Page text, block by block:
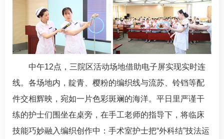
中午12点，三院区活动场地借助电子屏实现实时连
线。各场地内，靛青、樱粉的编织线与流苏、铃铛等配
件交相辉映，宛如一片色彩斑斓的海洋。平日里严谨干
练的护士们围坐在桌旁，在手工老师的指导下，将临床
技能巧妙融入编织创作中：手术室护士把“外科结”技法运